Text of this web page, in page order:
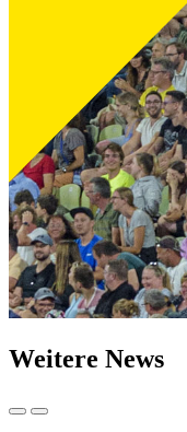
Weitere News